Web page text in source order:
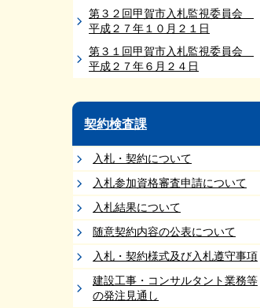
第３２回甲賀市入札監視委員会
平成２７年１０月２１日
第３１回甲賀市入札監視委員会
平成２７年６月２４日
契約検査課
入札・契約について
入札参加資格審査申請について
入札結果について
随意契約内容の公表について
入札・契約様式及び入札遵守事項
建設工事・コンサルタント業務等
の発注見通し